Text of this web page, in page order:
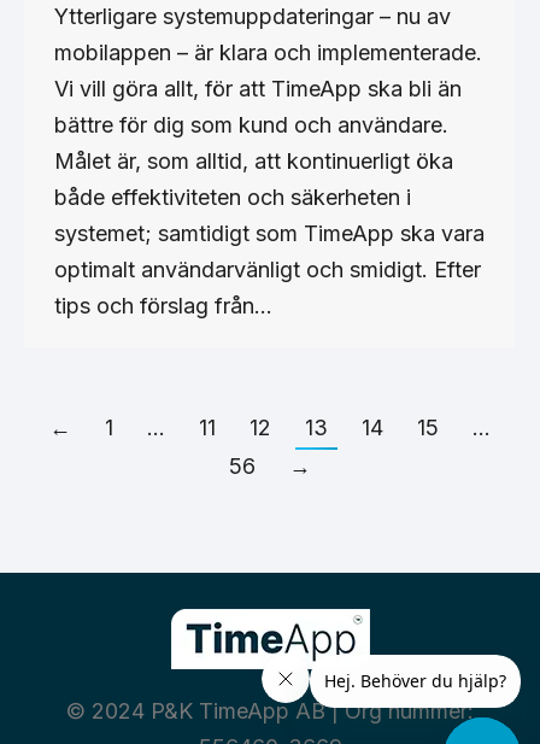
Ytterligare systemuppdateringar – nu av
mobilappen – är klara och implementerade.
Vi vill göra allt, för att TimeApp ska bli än
bättre för dig som kund och användare.
Målet är, som alltid, att kontinuerligt öka
både effektiviteten och säkerheten i
systemet; samtidigt som TimeApp ska vara
optimalt användarvänligt och smidigt. Efter
tips och förslag från…
← 1 … 11 12 13 14 15
…
56
→
© 2024 P&K TimeApp AB | Org nummer: